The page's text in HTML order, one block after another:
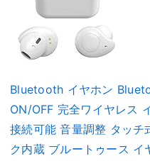
Bluetooth イヤホン
ON/OFF 完全ワイヤレス
接続可能 音量調整 タッチ
ク内蔵 ブルートゥース